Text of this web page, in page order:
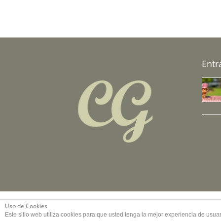
reservados.
Uso de Cookies
Este sitio web utiliza cookies para que usted tenga la mejor experiencia de